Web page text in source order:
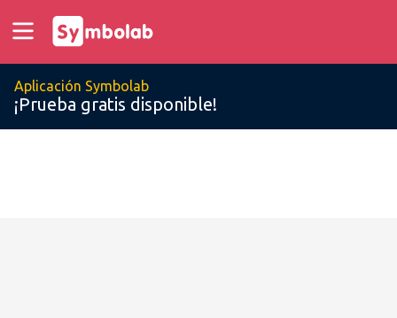
Aplicación Symbolab
¡Prueba gratis disponible!